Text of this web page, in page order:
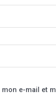
e-mail et